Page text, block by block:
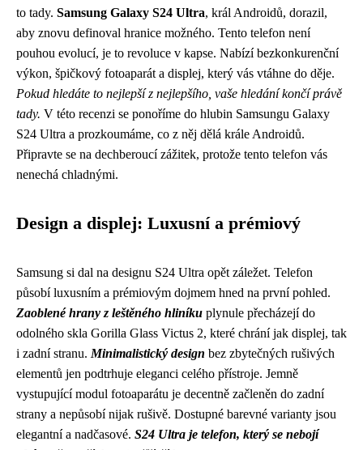
to tady. Samsung Galaxy S24 Ultra, král Androidů, dorazil,
aby znovu definoval hranice možného. Tento telefon není
pouhou evolucí, je to revoluce v kapse. Nabízí bezkonkurenční
výkon, špičkový fotoaparát a displej, který vás vtáhne do děje.
Pokud hledáte to nejlepší z nejlepšího, vaše hledání končí právě
tady. V této recenzi se ponoříme do hlubin Samsungu Galaxy
S24 Ultra a prozkoumáme, co z něj dělá krále Androidů.
Připravte se na dechberoucí zážitek, protože tento telefon vás
nenechá chladnými.
Design a displej: Luxusní a prémiový
Samsung si dal na designu S24 Ultra opět záležet. Telefon
působí luxusním a prémiovým dojmem hned na první pohled.
Zaoblené hrany z leštěného hliníku plynule přecházejí do
odolného skla Gorilla Glass Victus 2, které chrání jak displej, tak
i zadní stranu. Minimalistický design bez zbytečných rušivých
elementů jen podtrhuje eleganci celého přístroje. Jemně
vystupující modul fotoaparátu je decentně začleněn do zadní
strany a nepůsobí nijak rušivě. Dostupné barevné varianty jsou
elegantní a nadčasové. S24 Ultra je telefon, který se nebojí